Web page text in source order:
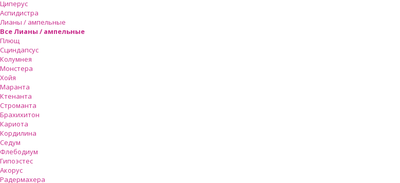
Циперус
Аспидистра
Лианы / ампельные
Все Лианы / ампельные
Плющ
Сциндапсус
Колумнея
Монстера
Хойя
Маранта
Ктенанта
Строманта
Брахихитон
Кариота
Кордилина
Седум
Флебодиум
Гипоэстес
Акорус
Радермахера